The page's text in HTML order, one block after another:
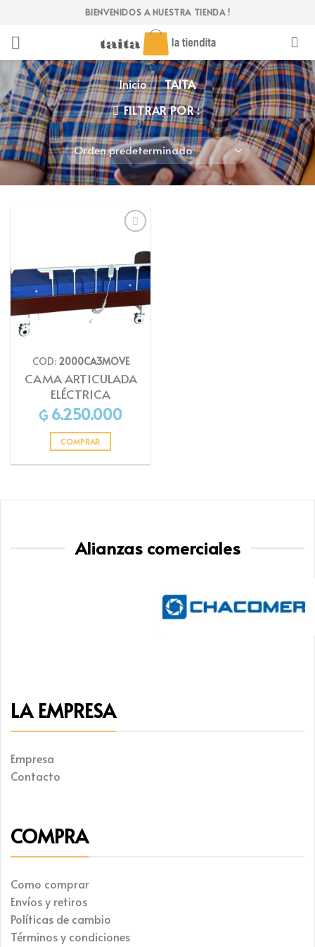
content
BIENVENIDOS A NUESTRA TIENDA !
Inicio / TAITA
FILTRAR POR :
a la
lista
de
deseos
COD: 2000CA3MOVE
CAMA ARTICULADA
ELÉCTRICA
₲ 6.250.000
COMPRAR
Alianzas comerciales
LA EMPRESA
Empresa
Contacto
COMPRA
Como comprar
Envíos y retiros
Políticas de cambio
Términos y condiciones